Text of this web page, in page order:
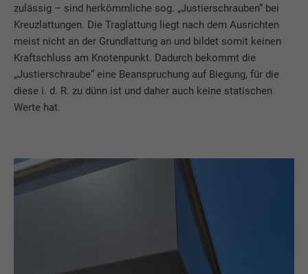
zulässig – sind herkömmliche sog. „Justierschrauben“ bei
Kreuzlattungen. Die Traglattung liegt nach dem Ausrichten
meist nicht an der Grundlattung an und bildet somit keinen
Kraftschluss am Knotenpunkt. Dadurch bekommt die
„Justierschraube“ eine Beanspruchung auf Biegung, für die
diese i. d. R. zu dünn ist und daher auch keine statischen
Werte hat.